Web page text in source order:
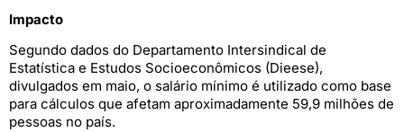
Impacto
Segundo dados do Departamento Intersindical de
Estatística e Estudos Socioeconômicos (Dieese),
divulgados em maio, o salário mínimo é utilizado como base
para cálculos que afetam aproximadamente 59,9 milhões de
pessoas no país.